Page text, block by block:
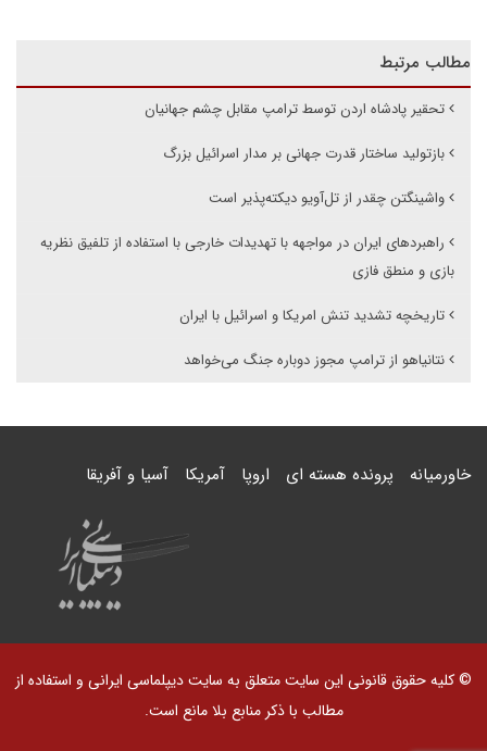
مطالب مرتبط
تحقیر پادشاه اردن توسط ترامپ مقابل چشم جهانیان
بازتولید ساختار قدرت جهانی بر مدار اسرائیل بزرگ
واشینگتن چقدر از تل‌آویو دیکته‌پذیر است
راهبردهای ایران در مواجهه با تهدیدات خارجی با استفاده از تلفیق نظریه
بازی و منطق فازی
تاریخچه تشدید تنش امریکا و اسرائیل با ایران
نتانیاهو از ترامپ مجوز دوباره جنگ می‌خواهد
خاورمیانه پرونده هسته ای اروپا آمریکا آسیا و آفریقا
© کلیه حقوق قانونی این سایت متعلق به سایت دیپلماسی ایرانی و استفاده از
مطالب با ذکر منابع بلا مانع است.